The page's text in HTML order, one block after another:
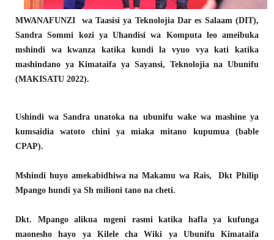
MWANAFUNZI wa Taasisi ya Teknolojia Dar es Salaam (DIT),
Sandra Sommi kozi ya Uhandisi wa Komputa leo ameibuka
mshindi wa kwanza katika kundi la vyuo vya kati katika
mashindano ya Kimataifa ya Sayansi, Teknolojia na Ubunifu
(MAKISATU 2022).
Ushindi wa Sandra unatoka na ubunifu wake wa mashine ya
kumsaidia watoto chini ya miaka mitano kupumua (bable
CPAP).
Mshindi huyo amekabidhiwa na Makamu wa Rais, Dkt Philip
Mpango hundi ya Sh milioni tano na cheti.
Dkt. Mpango alikua mgeni rasmi katika hafla ya kufunga
maonesho hayo ya Kilele cha Wiki ya Ubunifu Kimataifa